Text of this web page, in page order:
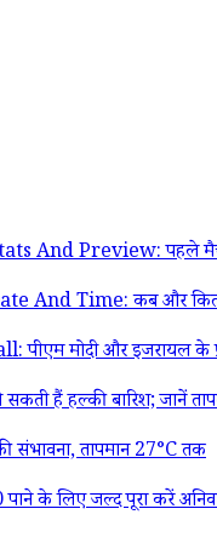
Preview: पहले मैच के
Time: कब और कितने बजे
और इजरायल के
हैं हल्की बारिश; जानें
संभावना, तापमान 27°C तक
के लिए जल्द पूरा करें